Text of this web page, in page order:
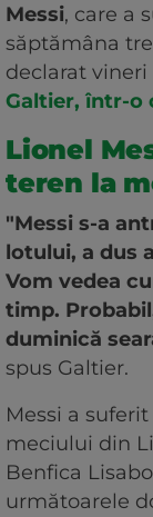
Messi, care a
săptămâna
declarat
Galtier, într-o
Lionel
teren la
"Messi s-a
lotului, a dus
Vom vedea
timp.
duminică
spus Galtier.
Messi a
meciului din
Benfica
următoarele